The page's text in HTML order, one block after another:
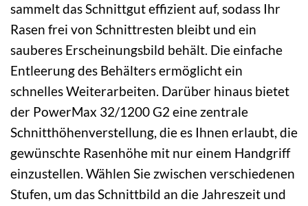
sammelt das Schnittgut effizient auf, sodass Ihr
Rasen frei von Schnittresten bleibt und ein
sauberes Erscheinungsbild behält. Die einfache
Entleerung des Behälters ermöglicht ein
schnelles Weiterarbeiten. Darüber hinaus bietet
der PowerMax 32/1200 G2 eine zentrale
Schnitthöhenverstellung, die es Ihnen erlaubt, die
gewünschte Rasenhöhe mit nur einem Handgriff
einzustellen. Wählen Sie zwischen verschiedenen
Stufen, um das Schnittbild an die Jahreszeit und